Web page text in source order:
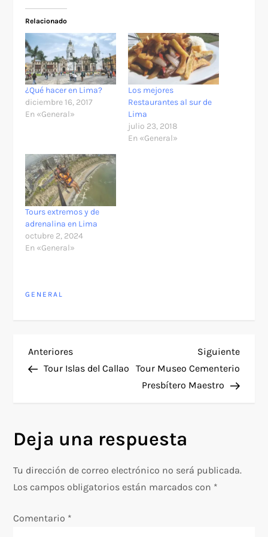
Relacionado
¿Qué hacer en Lima?
diciembre 16, 2017
En «General»
Los mejores
Restaurantes al sur de
Lima
julio 23, 2018
En «General»
Tours extremos y de
adrenalina en Lima
octubre 2, 2024
En «General»
GENERAL
N
e
g
a
c
Entrada
anterior
Anteriores
Tour Islas del Callao
Siguiente
Tour Museo Cementerio
Presbítero Maestro
Deja una respuesta
Tu dirección de correo electrónico no será publicada.
Los campos obligatorios están marcados con *
Comentario *